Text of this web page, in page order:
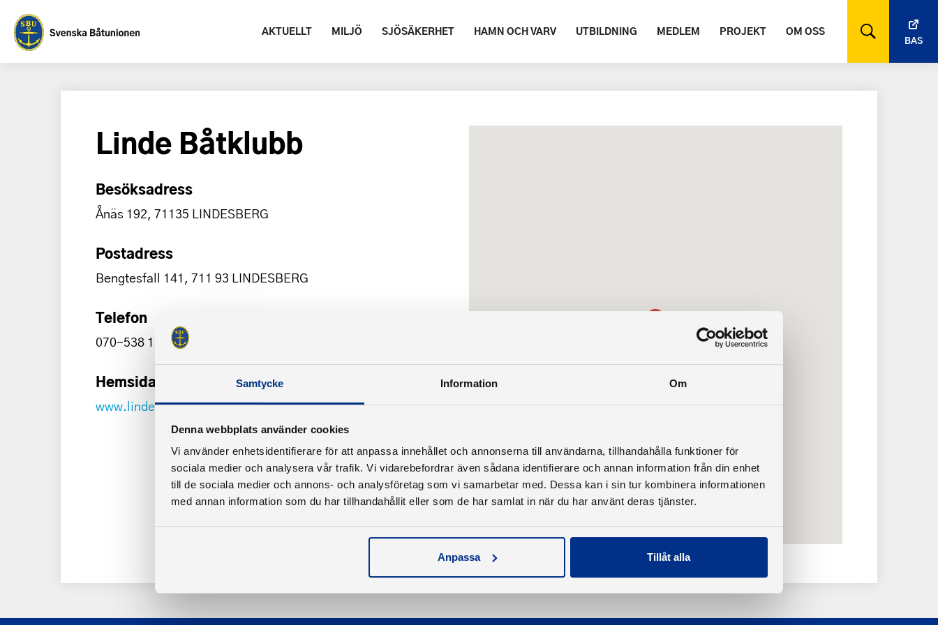
Samtycke Information Om
Denna webbplats använder cookies
Vi använder enhetsidentifierare för att anpassa innehållet och annonserna till användarna, tillhandahålla funktioner för
sociala medier och analysera vår trafik. Vi vidarebefordrar även sådana identifierare och annan information från din enhet
till de sociala medier och annons- och analysföretag som vi samarbetar med. Dessa kan i sin tur kombinera informationen
med annan information som du har tillhandahållit eller som de har samlat in när du har använt deras tjänster.
Anpassa Tillåt alla
AKTUELLT MILJÖ SJÖSÄKERHET HAMN OCH VARV UTBILDNING MEDLEM PROJEKT OM OSS
BAS
Linde Båtklubb
Besöksadress
Ånäs 192, 71135 LINDESBERG
Postadress
Bengtesfall 141, 711 93 LINDESBERG
Telefon
070-538 13 80
Hemsida
www.lindebatklubb.se